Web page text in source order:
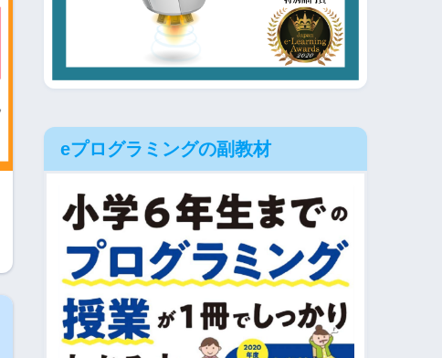
eプログラミングの副教材